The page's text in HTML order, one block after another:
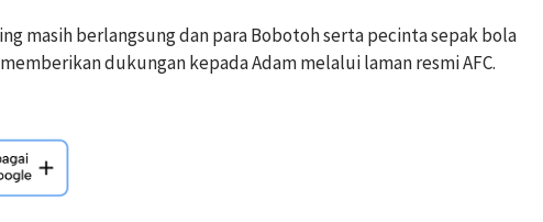
masih berlangsung dan para Bobotoh serta pecinta sepak bola
dukungan kepada Adam melalui laman resmi AFC.